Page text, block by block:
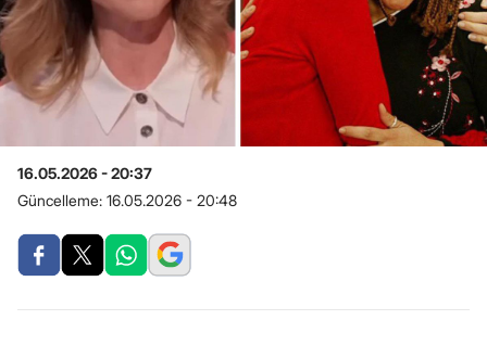
16.05.2026 - 20:37
Güncelleme: 16.05.2026 - 20:48